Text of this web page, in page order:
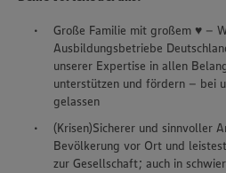
Große Familie mit großem ♥ –
Ausbildungsbetriebe
unserer Expertise in allen
unterstützen und fördern – bei
gelassen
(Krisen)Sicherer und sinnvoller
Bevölkerung vor Ort und
zur Gesellschaft; auch in